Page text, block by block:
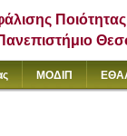
Ποιότητας
ΜΟΔΙΠ